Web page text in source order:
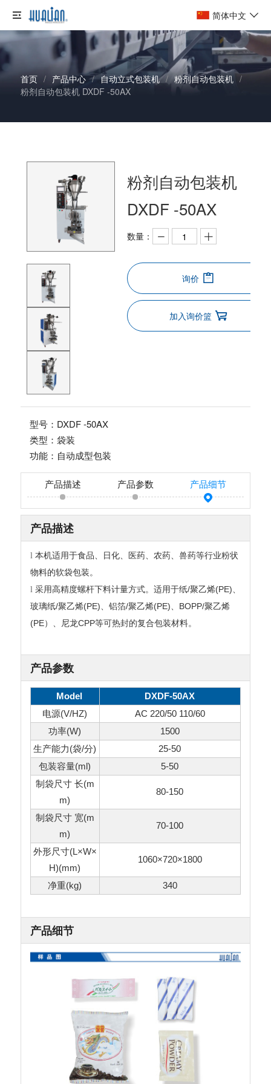
简体中文
首页 / 产品中心 / 自动立式包装机 / 粉剂自动包装机 /
粉剂自动包装机 DXDF -50AX
粉剂自动包装机
DXDF -50AX
数量：
询价
加入询价篮
型号：DXDF -50AX
类型：袋装
功能：自动成型包装
产品描述 产品参数 产品细节
产品描述
l 本机适用于食品、日化、医药、农药、兽药等行业粉状
物料的软袋包装。
l 采用高精度螺杆下料计量方式。适用于纸/聚乙烯(PE)
玻璃纸/聚乙烯(PE) 、铝箔/聚乙烯(PE) BOPP/聚乙烯
(PE）、尼龙CPP等可热封的复合包装材料。
产品参数
Model
DXDF-50AX
电源(V/HZ)
AC 220/50 110/60
功率(W)
1500
生产能力(袋/分)
25-50
包装容量(ml)
5-50
制袋尺寸 长(m
m)
80-150
制袋尺寸 宽(m
m)
70-100
外形尺寸(L×W×
H)(mm)
1060×720×1800
净重(kg) 340
产品细节